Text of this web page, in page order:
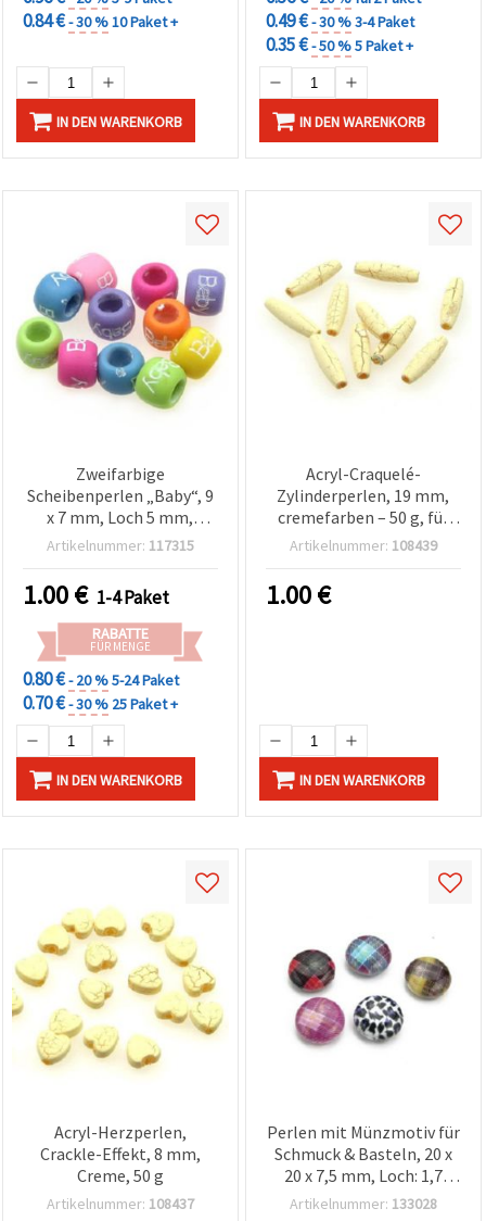
0.84 €- 30 %10 Paket +
IN DEN WARENKORB
0.49 €- 30 %3-4 Paket
0.35 €- 50 %5 Paket +
IN DEN WARENKORB
Zweifarbige
Scheibenperlen „Baby“, 9
x 7 mm, Loch 5 mm,
gemischte Farben – 20 g
Artikelnummer: 117315
1.00€ 1-4 Paket
RABATTE
FÜR MENGE
0.80 €- 20 %5-24 Paket
0.70 €- 30 % 25 Paket +
IN DEN WARENKORB
Acryl-Craquelé-
Zylinderperlen, 19 mm,
cremefarben – 50 g, für
Basteln &
Artikelnummer: 108439
1.00€
IN DEN WARENKORB
Acryl-Herzperlen,
Crackle-Effekt, 8 mm,
Creme, 50 g
Artikelnummer: 108437
Perlen mit Münzmotiv für
Schmuck & Basteln, 20 x
20 x 7,5 mm, Loch: 1,7
mm, gemischte Farben,
Artikelnummer: 133028